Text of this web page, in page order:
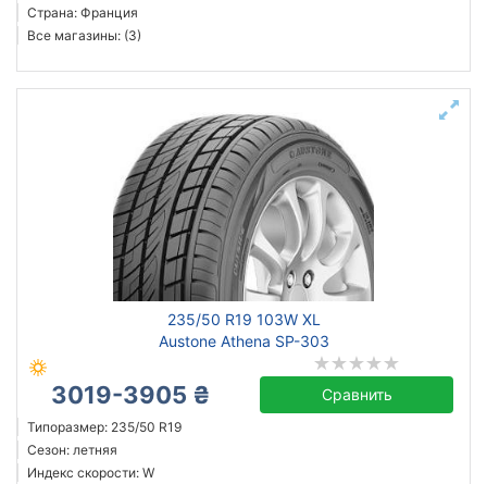
Страна: Франция
Все магазины: (3)
235/50 R19 103W XL
Austone Athena SP-303
3019-3905 ₴ Сравнить
Типоразмер: 235/50 R19
Сезон: летняя
Индекс скорости: W